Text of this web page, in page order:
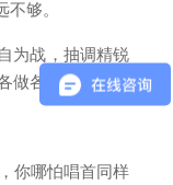
够。
为战，抽调精锐
做各的争第一，
你哪怕唱首同样